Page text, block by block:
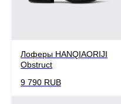
Лоферы HANQIAORIJI
Obstruct
9 790 RUB